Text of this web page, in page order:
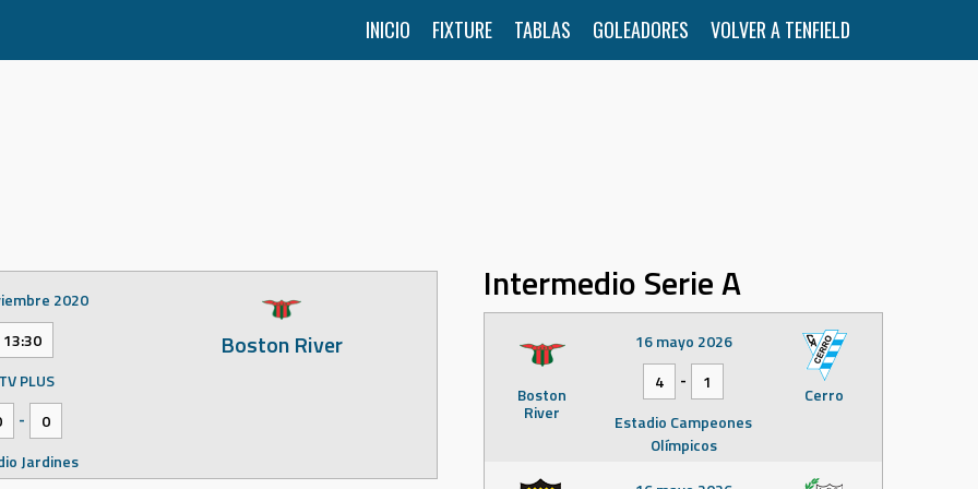
INICIO FIXTURE TABLAS GOLEADORES VOLVER A TENFIELD
Boston River
2020
13:30
PLUS
-
0
Jardines
Intermedio Serie A
Boston
River
Cerro
16 mayo 2026
4
-
1
Estadio Campeones
Olímpicos